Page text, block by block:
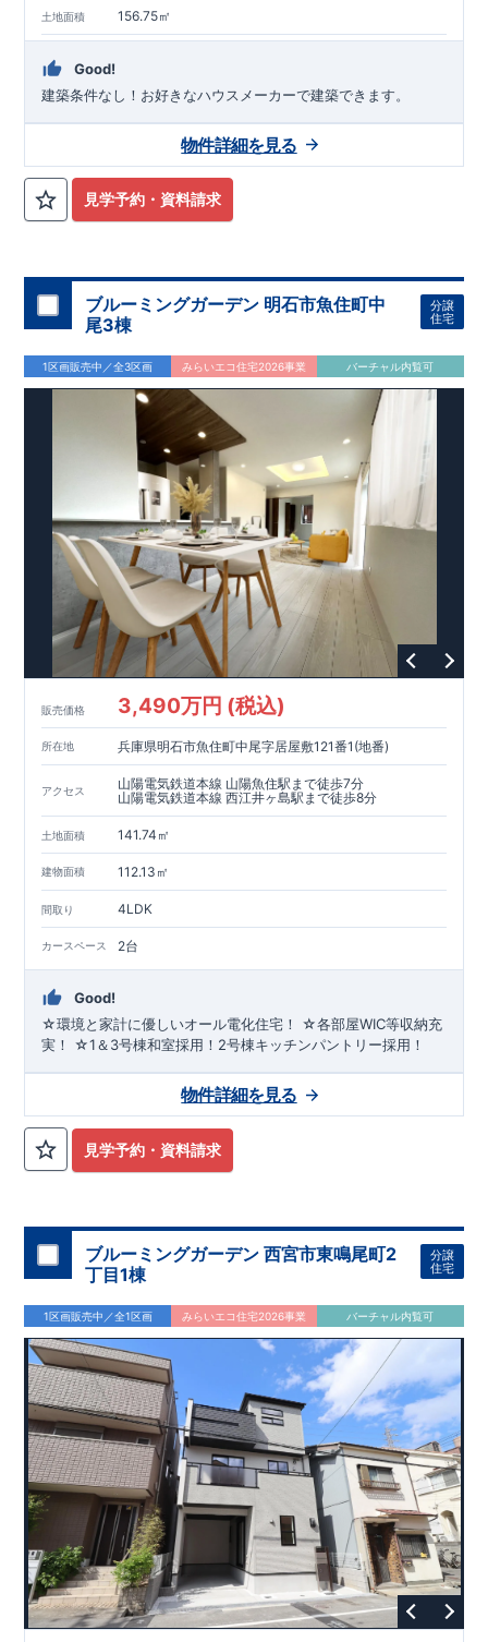
維持するには、定期的な点検を実施することが重要です。
60年間の保証制度がございます。もちろん、定期点検以外でも
土地面積 156.75㎡
Good!
建築条件なし！​お好きなハウスメーカーで建築できます。
見学予約・資料請求
物件詳細を見る
ブルーミングガーデン 明石市魚住町中
尾3棟
分譲
住宅
1区画販売中／全3区画 みらいエコ住宅2026事業 バーチャル内覧可
販売価格 3,490万円 (税込)
所在地 兵庫県明石市魚住町中尾字居屋敷121番1(地番)
アクセス
山陽電気鉄道本線 山陽魚住駅まで徒歩7分
山陽電気鉄道本線 西江井ヶ島駅まで徒歩8分
土地面積 141.74㎡
建物面積 112.13㎡
間取り 4LDK
カースペース 2台
Good!
☆環境と家計に優しいオール電化住宅！ ☆各部屋WIC等収納充
実！ ☆1＆3号棟和室採用！2号棟キッチンパントリー採用！
見学予約・資料請求
物件詳細を見る
ブルーミングガーデン 西宮市東鳴尾町2
丁目1棟
分譲
住宅
1区画販売中／全1区画 みらいエコ住宅2026事業 バーチャル内覧可